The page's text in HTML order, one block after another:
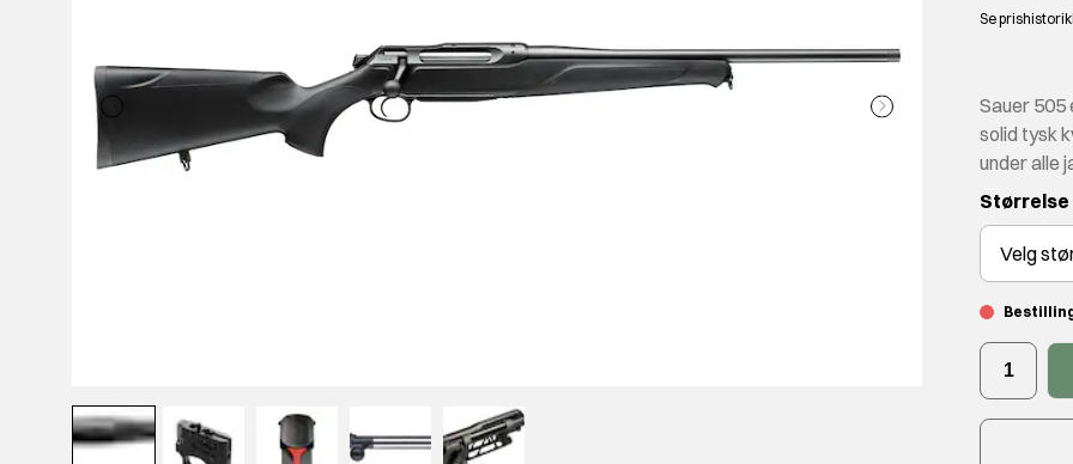
Se
Sauer 505
solid tysk
under alle
Størrelse
Velg